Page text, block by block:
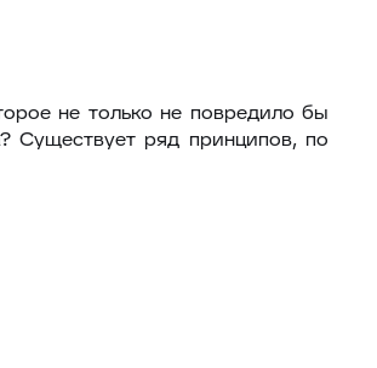
не только не повредило бы
Существует ряд принципов, по